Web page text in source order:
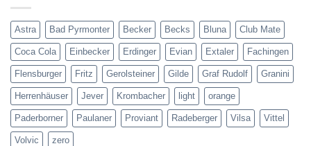
Astra Bad Pyrmonter Becker Becks Bluna Club Mate
Coca Cola Einbecker Erdinger Evian Extaler Fachingen
Flensburger Fritz Gerolsteiner Gilde Graf Rudolf Granini
Herrenhäuser Jever Krombacher light orange
Paderborner Paulaner Proviant Radeberger Vilsa Vittel
Volvic zero